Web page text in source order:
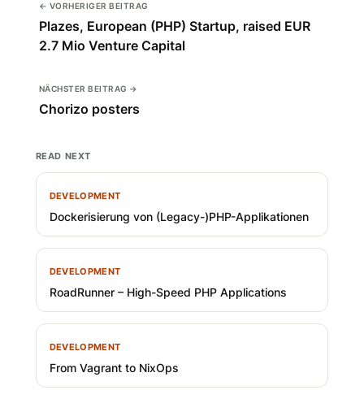
← VORHERIGER BEITRAG
Plazes, European (PHP) Startup, raised EUR
2.7 Mio Venture Capital
NÄCHSTER BEITRAG →
Chorizo posters
READ NEXT
DEVELOPMENT
Dockerisierung von (Legacy-)PHP-Applikationen
DEVELOPMENT
RoadRunner – High-Speed PHP Applications
DEVELOPMENT
From Vagrant to NixOps